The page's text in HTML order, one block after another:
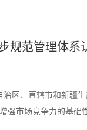
规范管理体
治区、直辖市和新
强市场竞争力的基